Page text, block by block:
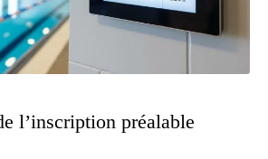
l’inscription préalable